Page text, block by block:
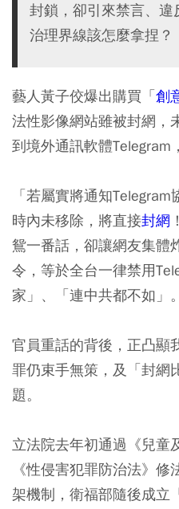
封鎖，卻引來禁言、
治理界線該怎麼拿捏？
藝人黃子佼爆出購買「創
法性影像網站雖被封網，
到境外通訊軟體Telegram
「若屬實將通知
時內未移除，將直接封網
鴛一番話，卻讓網友集體
令，等於全台一律禁用
家」、「連中共都不如」。
官員重話的背後，正凸顯
罪仍束手無策，及「封網
題。
立法院去年初通過《兒童
《性侵害犯罪防治法》
架機制，衛福部隨後成立